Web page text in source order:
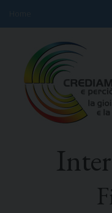
content
Informazioni
Programma
Partecipanti